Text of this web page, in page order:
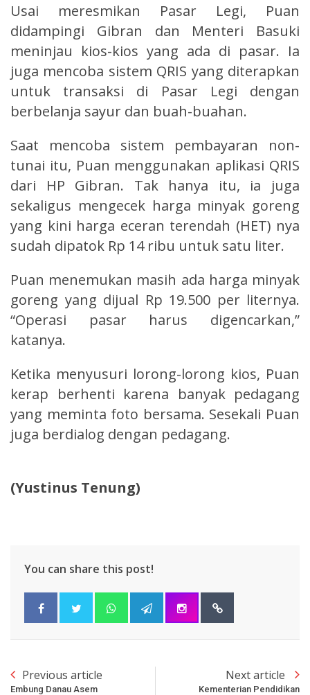
Usai meresmikan Pasar Legi, Puan
didampingi Gibran dan Menteri Basuki
meninjau kios-kios yang ada di pasar. Ia
juga mencoba sistem QRIS yang diterapkan
untuk transaksi di Pasar Legi dengan
berbelanja sayur dan buah-buahan.
Saat mencoba sistem pembayaran non-
tunai itu, Puan menggunakan aplikasi QRIS
dari HP Gibran. Tak hanya itu, ia juga
sekaligus mengecek harga minyak goreng
yang kini harga eceran terendah (HET) nya
sudah dipatok Rp 14 ribu untuk satu liter.
Puan menemukan masih ada harga minyak
goreng yang dijual Rp 19.500 per liternya.
“Operasi pasar harus digencarkan,”
katanya.
Ketika menyusuri lorong-lorong kios, Puan
kerap berhenti karena banyak pedagang
yang meminta foto bersama. Sesekali Puan
juga berdialog dengan pedagang.
(Yustinus Tenung)
You can share this post!
Previous article
Embung Danau Asem
Next article
Kementerian Pendidikan